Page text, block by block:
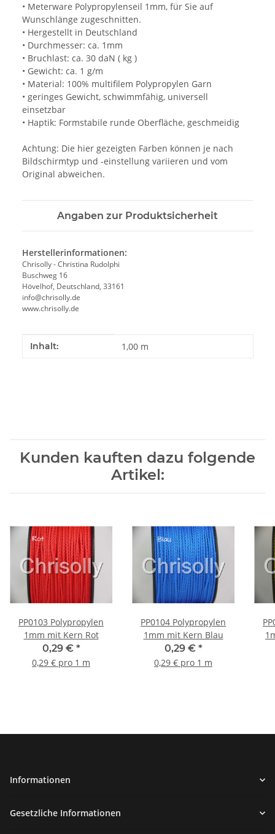
• Meterware Polypropylenseil 1mm, für Sie auf
Wunschlänge zugeschnitten.
• Hergestellt in Deutschland
• Durchmesser: ca. 1mm
• Bruchlast: ca. 30 daN ( kg )
• Gewicht: ca. 1 g/m
• Material: 100% multifilem Polypropylen Garn
• geringes Gewicht, schwimmfähig, universell
einsetzbar
• Haptik: Formstabile runde Oberfläche, geschmeidig
Achtung: Die hier gezeigten Farben können je nach
Bildschirmtyp und -einstellung variieren und vom
Original abweichen.
Angaben zur Produktsicherheit
Herstellerinformationen:
Chrisolly - Christina Rudolphi
Buschweg 16
Hövelhof, Deutschland, 33161
info@chrisolly.de
www.chrisolly.de
Produkteigenschaft
Wert
Inhalt: 1,00 m
Kunden kauften dazu folgende
Artikel:
PP0103 Polypropylen
1mm mit Kern Rot
0,29 € *
0,29 € pro 1 m
PP0104 Polypropylen
1mm mit Kern Blau
0,29 € *
0,29 € pro 1 m
Informationen
Gesetzliche Informationen